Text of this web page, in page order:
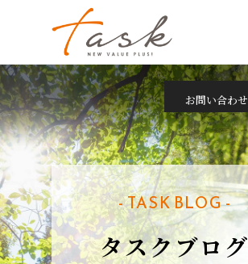
お問い合わせ
- TASK BLOG -
タスクブログ